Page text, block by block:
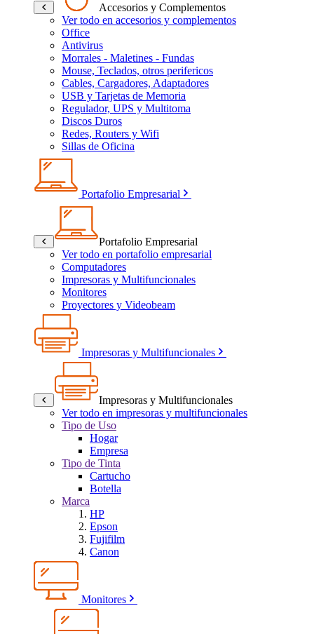
Accesorios y Complementos
Ver todo en accesorios y complementos
Office
Antivirus
Morrales - Maletines - Fundas
Mouse, Teclados, otros perifericos
Cables, Cargadores, Adaptadores
USB y Tarjetas de Memoria
Regulador, UPS y Multitoma
Discos Duros
Redes, Routers y Wifi
Sillas de Oficina
Portafolio Empresarial
Portafolio Empresarial
Ver todo en portafolio empresarial
Computadores
Impresoras y Multifuncionales
Monitores
Proyectores y Videobeam
Impresoras y Multifuncionales
Impresoras y Multifuncionales
Ver todo en impresoras y multifuncionales
Tipo de Uso
Hogar
Empresa
Tipo de Tinta
Cartucho
Botella
Marca
HP
Epson
Fujifilm
Canon
Monitores